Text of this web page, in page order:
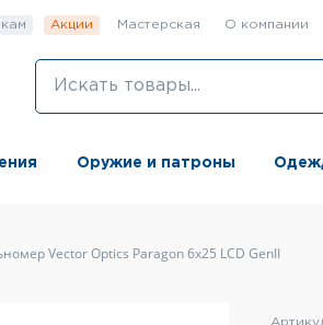
Акции Мастерская О компании
Оружие и патроны
Vector Optics Paragon 6x25 LCD GenII